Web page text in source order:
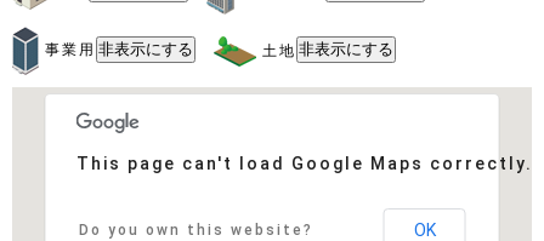
事業用 土地
This page can't load Google Maps correctly.
Do you own this website? OK